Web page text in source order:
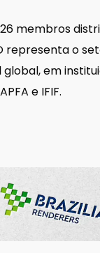
membros
representa o
em
e IFIF.